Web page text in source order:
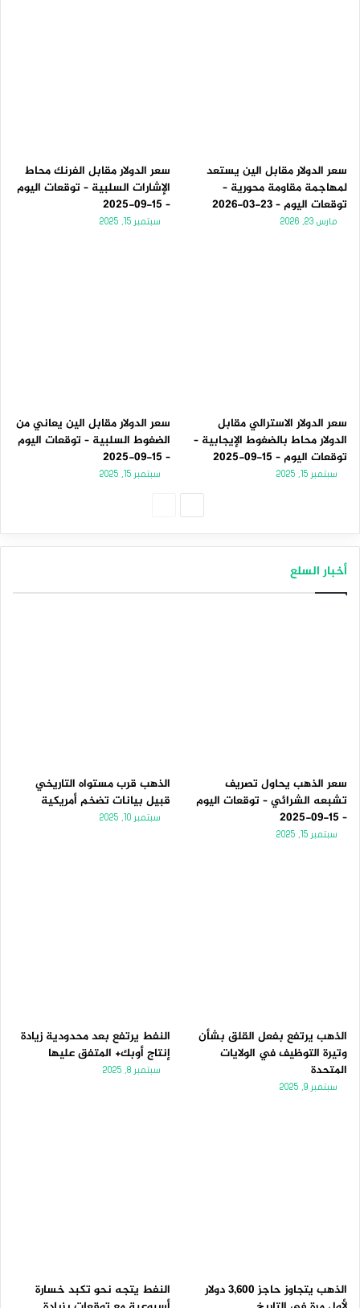
سعر الدولار مقابل الين يستعد
لمهاجمة مقاومة محورية –
توقعات اليوم – 23-03-2026
مارس 23, 2026
سعر الدولار مقابل الفرنك محاط
الإشارات السلبية – توقعات اليوم
– 15-09-2025
سبتمبر 15, 2025
سعر الدولار الاسترالي مقابل
الدولار محاط بالضغوط الإيجابية –
توقعات اليوم – 15-09-2025
سبتمبر 15, 2025
سعر الدولار مقابل الين يعاني من
الضغوط السلبية – توقعات اليوم
– 15-09-2025
سبتمبر 15, 2025
أخبار السلع
سعر الذهب يحاول تصريف
تشبعه الشرائي – توقعات اليوم
– 15-09-2025
سبتمبر 15, 2025
الذهب قرب مستواه التاريخي
قبيل بيانات تضخم أمريكية
سبتمبر 10, 2025
الذهب يرتفع بفعل القلق بشأن
وتيرة التوظيف في الولايات
المتحدة
سبتمبر 9, 2025
النفط يرتفع بعد محدودية زيادة
إنتاج أوبك+ المتفق عليها
سبتمبر 8, 2025
الذهب يتجاوز حاجز 3,600 دولار
النفط يتجه نحو تكبد خسارة